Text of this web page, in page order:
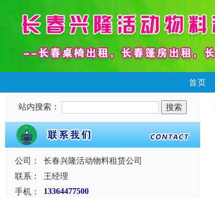
首页
站内搜索：
公司：
长春兴隆活动物料租赁公司
联系：
王经理
手机：
13364477500